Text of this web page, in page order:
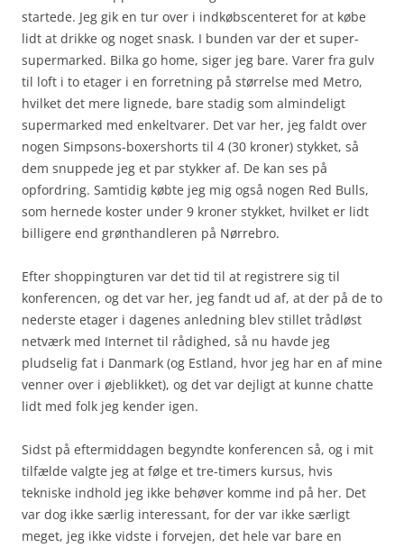
startede. Jeg gik en tur over i indkøbscenteret for at købe
lidt at drikke og noget snask. I bunden var der et super-
supermarked. Bilka go home, siger jeg bare. Varer fra gulv
til loft i to etager i en forretning på størrelse med Metro,
hvilket det mere lignede, bare stadig som almindeligt
supermarked med enkeltvarer. Det var her, jeg faldt over
nogen Simpsons-boxershorts til 4 (30 kroner) stykket, så
dem snuppede jeg et par stykker af. De kan ses på
opfordring. Samtidig købte jeg mig også nogen Red Bulls,
som hernede koster under 9 kroner stykket, hvilket er lidt
billigere end grønthandleren på Nørrebro.
Efter shoppingturen var det tid til at registrere sig til
konferencen, og det var her, jeg fandt ud af, at der på de to
nederste etager i dagenes anledning blev stillet trådløst
netværk med Internet til rådighed, så nu havde jeg
pludselig fat i Danmark (og Estland, hvor jeg har en af mine
venner over i øjeblikket), og det var dejligt at kunne chatte
lidt med folk jeg kender igen.
Sidst på eftermiddagen begyndte konferencen så, og i mit
tilfælde valgte jeg at følge et tre-timers kursus, hvis
tekniske indhold jeg ikke behøver komme ind på her. Det
var dog ikke særlig interessant, for der var ikke særligt
meget, jeg ikke vidste i forvejen, det hele var bare en